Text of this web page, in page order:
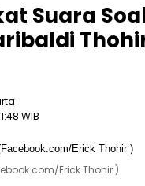
Suara
WIB
Erick Thohir )